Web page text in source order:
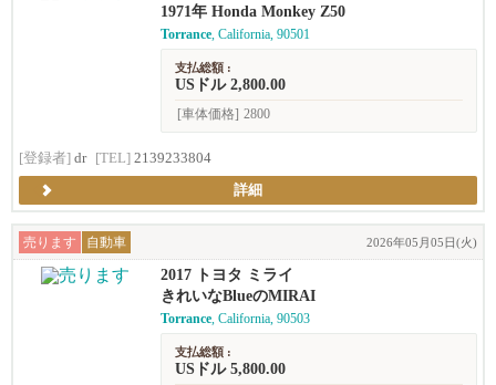
1971年 Honda Monkey Z50
Torrance, California, 90501
支払総額 :
USドル 2,800.00
[車体価格] 2800
[登録者] dr [TEL] 2139233804
詳細
売ります 自動車 2026年05月05日(火)
2017 トヨタ ミライ
きれいなBlueのMIRAI
Torrance, California, 90503
支払総額 :
USドル 5,800.00